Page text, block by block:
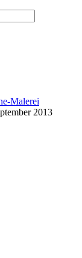
Malerei
2013